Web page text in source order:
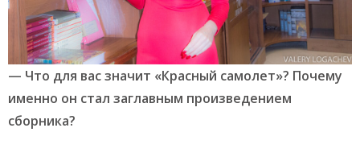
— Что для вас значит «Красный самолет»? Почему
именно он стал заглавным произведением
сборника?